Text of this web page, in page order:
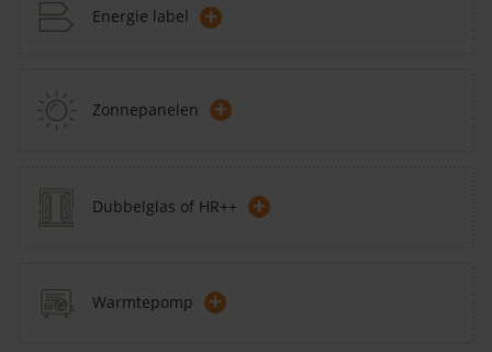
Energie label +
Zonnepanelen +
Dubbelglas of HR++ +
Warmtepomp +